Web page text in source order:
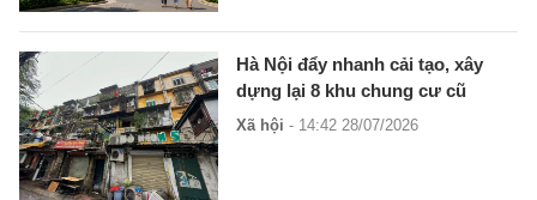
Hà Nội đẩy nhanh cải tạo, xây
dựng lại 8 khu chung cư cũ
Xã hội - 14:42 28/07/2026